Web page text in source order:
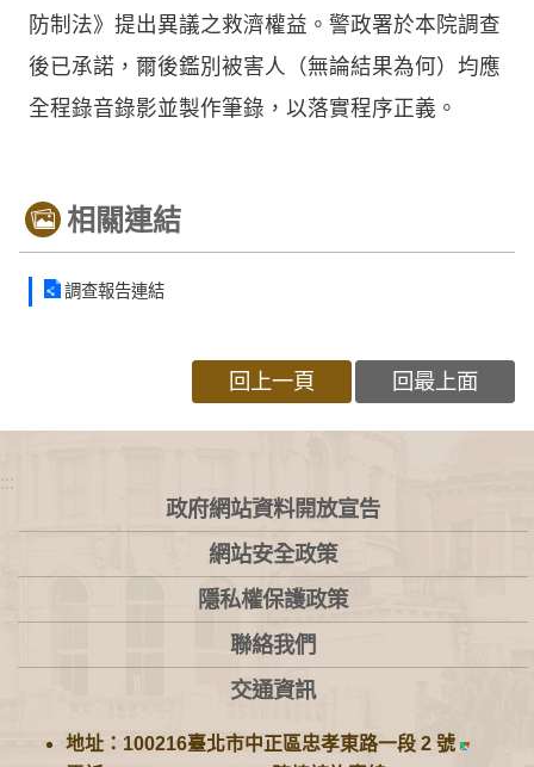
防制法》提出異議之救濟權益。警政署於本院調查
後已承諾，爾後鑑別被害人（無論結果為何）均應
全程錄音錄影並製作筆錄，以落實程序正義。
相關連結
調查報告連結
回上一頁 回最上面
:::
政府網站資料開放宣告
網站安全政策
隱私權保護政策
聯絡我們
交通資訊
地址：100216臺北市中正區忠孝東路一段 2 號